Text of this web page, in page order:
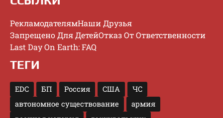
РекламодателямНаши Друзья
Запрещено Для ДетейОтказ От Ответственности
Last Day On Earth: FAQ
ТЕГИ
EDC БП Россия США
ЧС
автономное существование
армия